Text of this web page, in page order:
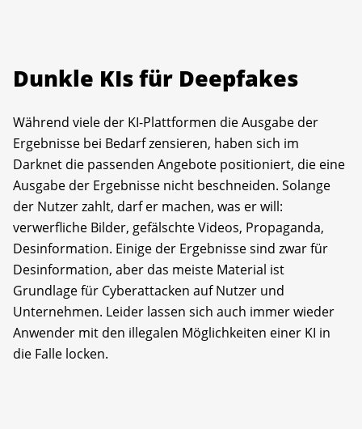
Dunkle KIs für Deepfakes
Während viele der KI-Plattformen die Ausgabe der
Ergebnisse bei Bedarf zensieren, haben sich im
Darknet die passenden Angebote positioniert, die eine
Ausgabe der Ergebnisse nicht beschneiden. Solange
der Nutzer zahlt, darf er machen, was er will:
verwerfliche Bilder, gefälschte Videos, Propaganda,
Desinformation. Einige der Ergebnisse sind zwar für
Desinformation, aber das meiste Material ist
Grundlage für Cyberattacken auf Nutzer und
Unternehmen. Leider lassen sich auch immer wieder
Anwender mit den illegalen Möglichkeiten einer KI in
die Falle locken.